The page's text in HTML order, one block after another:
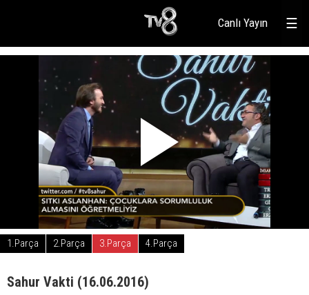
☰
Canlı Yayın
1.Parça 2.Parça 3.Parça 4.Parça
Sahur Vakti (16.06.2016)